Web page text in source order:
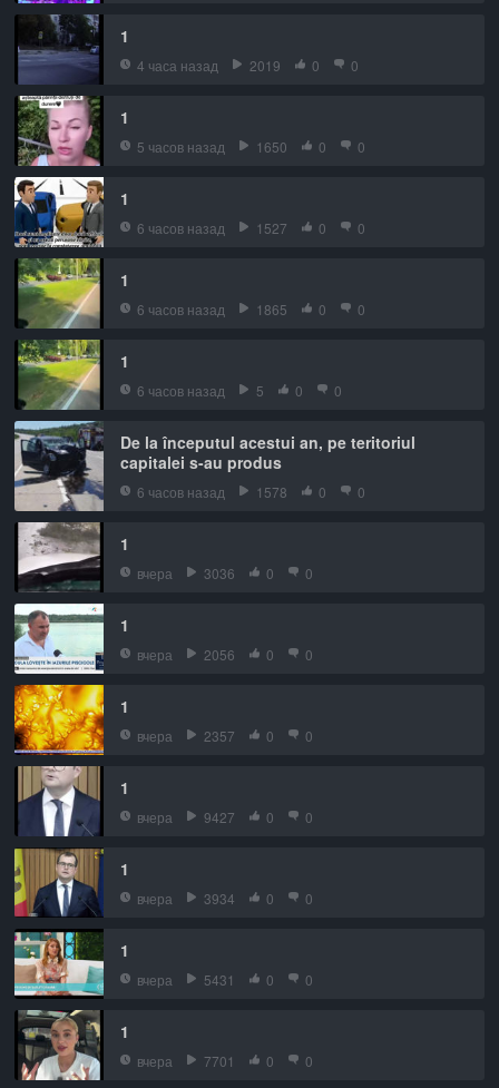
1
4 часа назад 2019 0 0
1
5 часов назад 1650 0 0
1
6 часов назад 1527 0 0
1
6 часов назад 1865 0 0
1
6 часов назад 5 0 0
De la începutul acestui an, pe teritoriul
capitalei s-au produs
6 часов назад 1578 0 0
1
вчера 3036 0 0
1
вчера 2056 0 0
1
вчера 2357 0 0
1
вчера 9427 0 0
1
вчера 3934 0 0
1
вчера 5431 0 0
1
вчера 7701 0 0